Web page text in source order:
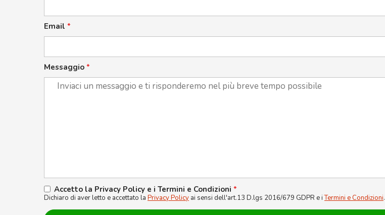
Email *
Messaggio *
Accetto la Privacy Policy e i Termini e Condizioni *
Dichiaro di aver letto e accettato la Privacy Policy ai sensi dell'art.13 D.lgs 2016/679 GDPR e iTermini e Condizioni.